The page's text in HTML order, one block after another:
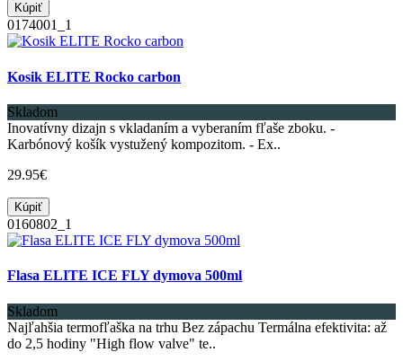
Kúpiť
0174001_1
Kosik ELITE Rocko carbon
Skladom
Inovatívny dizajn s vkladaním a vyberaním fľaše zboku. -
Karbónový košík vystužený kompozitom. - Ex..
29.95€
Kúpiť
0160802_1
Flasa ELITE ICE FLY dymova 500ml
Skladom
Najľahšia termofľaška na trhu Bez zápachu Termálna efektivita: až
do 2,5 hodiny "High flow valve" te..